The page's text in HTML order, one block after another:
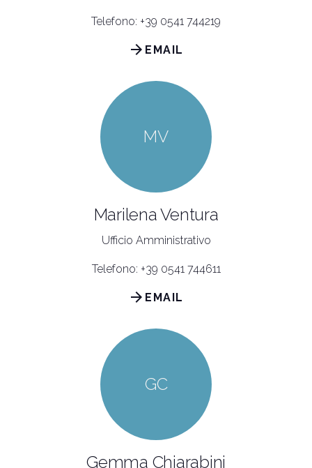
Telefono: +39 0541 744219
EMAIL
arrow_forward
MV
Marilena Ventura
Ufficio Amministrativo
Telefono: +39 0541 744611
EMAIL
arrow_forward
GC
Gemma Chiarabini